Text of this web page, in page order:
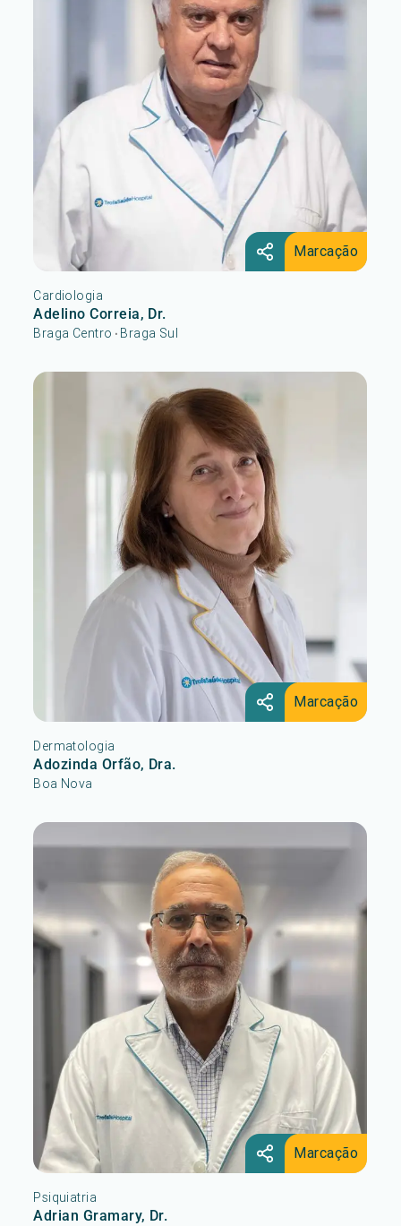
Marcação
Cardiologia
Adelino Correia, Dr.
Braga Centro • Braga Sul
Marcação
Dermatologia
Adozinda Orfão, Dra.
Boa Nova
Marcação
Psiquiatria
Adrian Gramary, Dr.